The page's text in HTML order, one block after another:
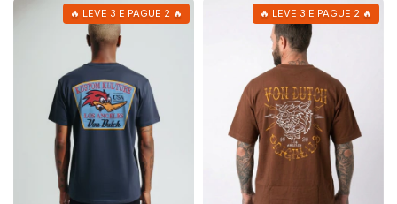
🔥 LEVE 3 E PAGUE 2 🔥 🔥 LEVE 3 E PAGUE 2 🔥